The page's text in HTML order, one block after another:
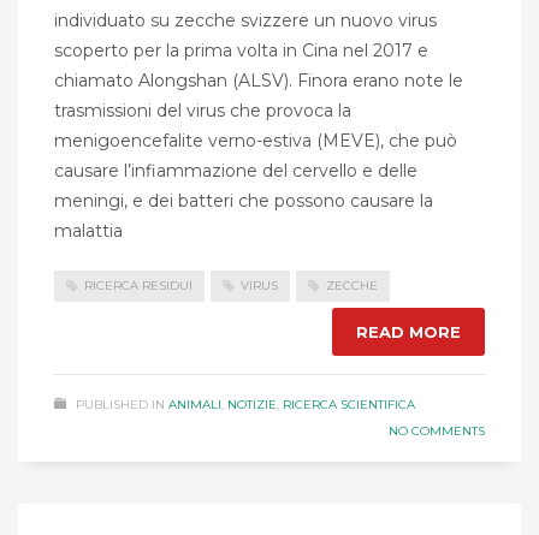
individuato su zecche svizzere un nuovo virus
scoperto per la prima volta in Cina nel 2017 e
chiamato Alongshan (ALSV). Finora erano note le
trasmissioni del virus che provoca la
menigoencefalite verno-estiva (MEVE), che può
causare l’infiammazione del cervello e delle
meningi, e dei batteri che possono causare la
malattia
RICERCA RESIDUI VIRUS ZECCHE
READ MORE
PUBLISHED IN ANIMALI, NOTIZIE, RICERCA SCIENTIFICA
NO COMMENTS